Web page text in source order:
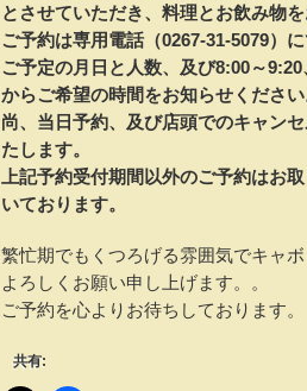
とさせていただき、料理とお飲み物
ご予約は専用電話（0267-31-5079）
ご予定の月日と人数、及び8:00～
からご希望の時間をお知らせください
尚、当日予約、及び店頭でのキャン
たします。
上記予約受付期間以外のご予約はお
いております。
繁忙期でもくつろげる雰囲気でキャ
よろしくお願い申し上げます。。
ご予約を心よりお待ちしております。
共有: